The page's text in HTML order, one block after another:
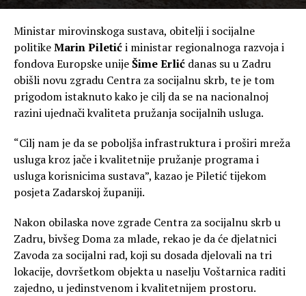
Ministar mirovinskoga sustava, obitelji i socijalne
politikeMarin Piletići ministar regionalnoga razvoja i
fondova Europske unijeŠime Erlić danas su u Zadru
obišli novu zgradu Centra za socijalnu skrb, te je tom
prigodom istaknuto kako je cilj da se na nacionalnoj
razini ujednači kvaliteta pružanja socijalnih usluga.
“Cilj nam je da se poboljša infrastruktura i proširi mreža
usluga kroz jače i kvalitetnije pružanje programa i
usluga korisnicima sustava”, kazao je Piletić tijekom
posjeta Zadarskoj županiji.
Nakon obilaska nove zgrade Centra za socijalnu skrb u
Zadru, bivšeg Doma za mlade, rekao je da će djelatnici
Zavoda za socijalni rad, koji su dosada djelovali na tri
lokacije, dovršetkom objekta u naselju Voštarnica raditi
zajedno, u jedinstvenom i kvalitetnijem prostoru.